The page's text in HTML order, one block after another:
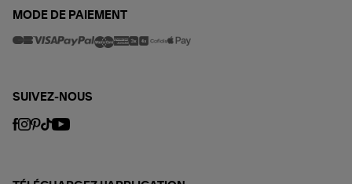
MODE DE PAIEMENT
SUIVEZ-NOUS